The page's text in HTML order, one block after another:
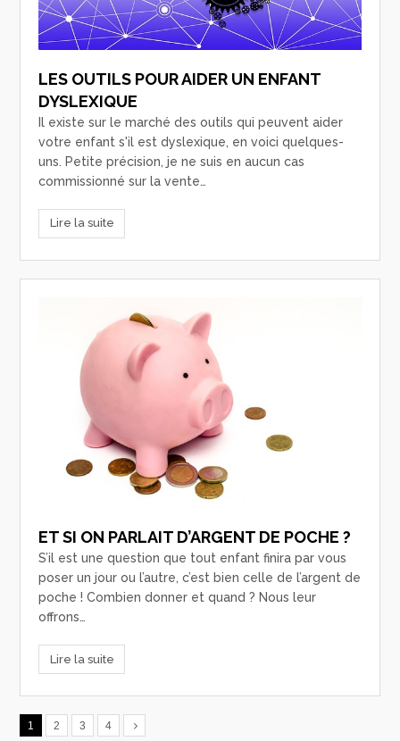
LES OUTILS POUR AIDER UN ENFANT
DYSLEXIQUE
Il existe sur le marché des outils qui peuvent aider
votre enfant s'il est dyslexique, en voici quelques-
uns. Petite précision, je ne suis en aucun cas
commissionné sur la vente…
Lire la suite
ET SI ON PARLAIT D’ARGENT DE POCHE ?
S’il est une question que tout enfant finira par vous
poser un jour ou l’autre, c’est bien celle de l’argent de
poche ! Combien donner et quand ? Nous leur
offrons…
Lire la suite
1 2 3 4